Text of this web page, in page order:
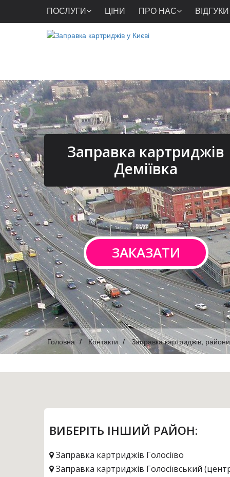
ПОСЛУГИ ЦІНИ ПРО НАС ВІДГУКИ
Заправка картриджів
Деміївка
ЗАКАЗАТИ
Головна Контакти Заправка картриджів,
ВИБЕРІТЬ ІНШИЙ РАЙОН:
Заправка картриджів Голосіїво
Заправка картриджів Голосіївський